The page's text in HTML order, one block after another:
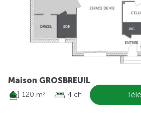
Maison GROSBREUIL
120 m2 4 ch